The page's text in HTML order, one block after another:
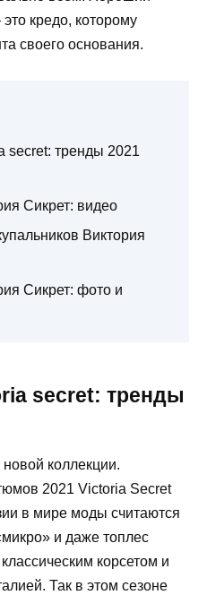
кредо, которому
своего основания.
secret: тренды 2021
Сикрет: видео
Виктория
Сикрет: фото и
secret: тренды
коллекции.
2021 Victoria Secret
в мире моды считаются
и даже топлес
корсетом и
Так в этом сезоне